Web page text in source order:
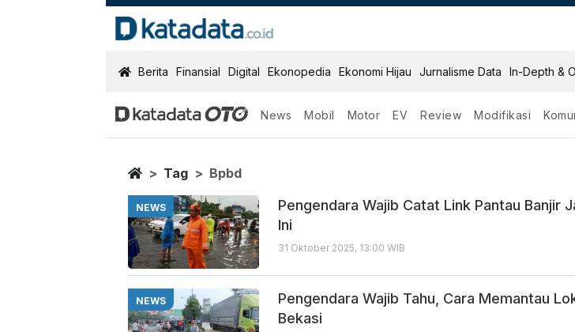
KatadataOTO
Berita Finansial Digital Ekonopedia Ekonomi Hijau Jurnalisme Data In-Depth &
News Mobil Motor EV Review Modifikasi
Bpbd
Berita Terbaru
Home
Tag Bpbd
NEWS
Pengendara Wajib Catat Link Pantau Banjir
Ini
31 Oktober 2025, 13:00 WIB
NEWS
Pengendara Wajib Tahu, Cara Memantau
Bekasi